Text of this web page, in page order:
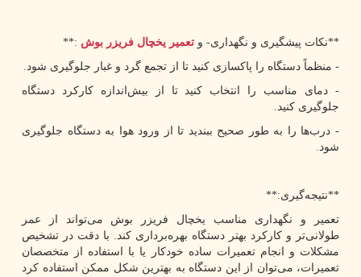
**نکات پیشگیری و نگهداری- و تعمیر یخچال فریزر بوش :**
- منظماً دستگاه را پاکسازی کنید تا از تجمع گرد و غبار جلوگیری شود.
- دمای مناسب را انتخاب کنید تا از بیش‌اندازه کارکرد دستگاه
جلوگیری کنید.
- درب‌ها را به طور صحیح ببندید تا از ورود هوا به دستگاه جلوگیری
شود.
**نتیجه‌گیری:**
تعمیر و نگهداری مناسب یخچال فریزر بوش می‌تواند از عمر
طولانی‌تر و کارکرد بهتر دستگاه بهره‌برداری کند. با دقت در تشخیص
مشکلات و انجام تعمیرات ساده خودکار یا با استفاده از متخصصان
تعمیرات، می‌توان از این دستگاه به بهترین شکل ممکن استفاده کرد